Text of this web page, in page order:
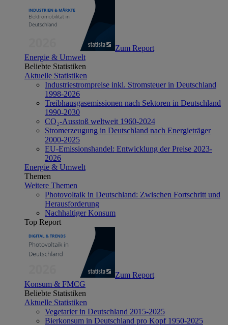
Zum Report
Energie & Umwelt
Beliebte Statistiken
Aktuelle Statistiken
Industriestrompreise inkl. Stromsteuer in Deutschland
1998-2026
Treibhausgasemissionen nach Sektoren in Deutschland
1990-2030
CO₂-Ausstoß weltweit 1960-2024
Stromerzeugung in Deutschland nach Energieträger
2000-2025
EU-Emissionshandel: Entwicklung der Preise 2023-
2026
Energie & Umwelt
Themen
Weitere Themen
Photovoltaik in Deutschland: Zwischen Fortschritt und
Herausforderung
Nachhaltiger Konsum
Top Report
Zum Report
Konsum & FMCG
Beliebte Statistiken
Aktuelle Statistiken
Vegetarier in Deutschland 2015-2025
Bierkonsum in Deutschland pro Kopf 1950-2025